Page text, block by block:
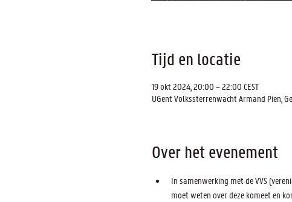
Tijd en locatie
19 okt 2024, 20:00 – 22:00 CEST
UGent Volkssterrenwacht Armand Pien,
Over het evenement
In samenwerking met de VVS
moet weten over deze komeet en